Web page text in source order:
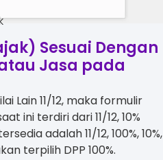
Sesuai Dengan
Jasa pada
Lain 11/12, maka formulir
ini terdiri dari 11/12, 10%
adalah 11/12, 100%, 10%,
terpilih DPP 100%.